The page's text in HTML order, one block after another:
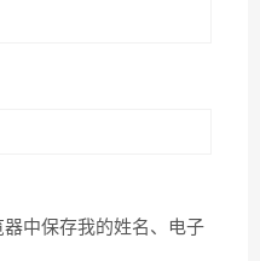
器中保存我的姓名、电子